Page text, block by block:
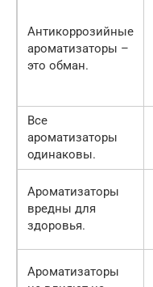
Антикоррозийные
ароматизаторы –
это обман.
Все
ароматизаторы
одинаковы.
Ароматизаторы
вредны для
здоровья.
Ароматизаторы